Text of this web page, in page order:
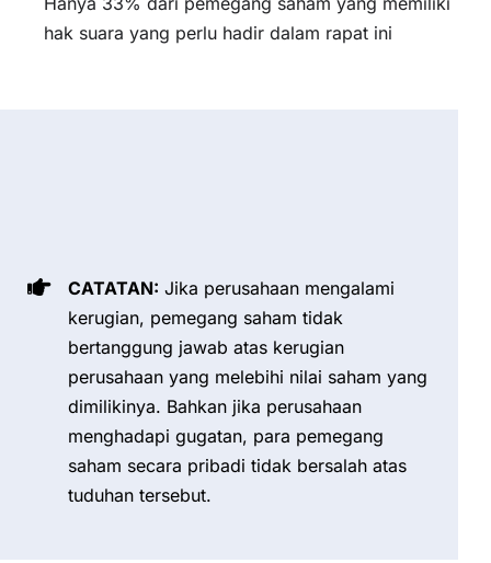
hak suara yang perlu hadir dalam rapat ini
CATATAN: Jika perusahaan mengalami
kerugian, pemegang saham tidak
bertanggung jawab atas kerugian
perusahaan yang melebihi nilai saham yang
dimilikinya. Bahkan jika perusahaan
menghadapi gugatan, para pemegang
saham secara pribadi tidak bersalah atas
tuduhan tersebut.